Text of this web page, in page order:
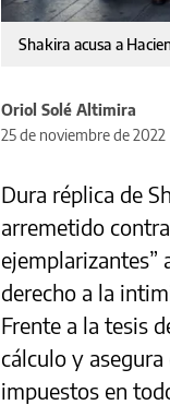
Shakira acusa a
Oriol Solé Altimira
25 de noviembre de 2022
Dura réplica de
arremetido
ejemplarizantes”
derecho a la
Frente a la tesis
cálculo y
impuestos en